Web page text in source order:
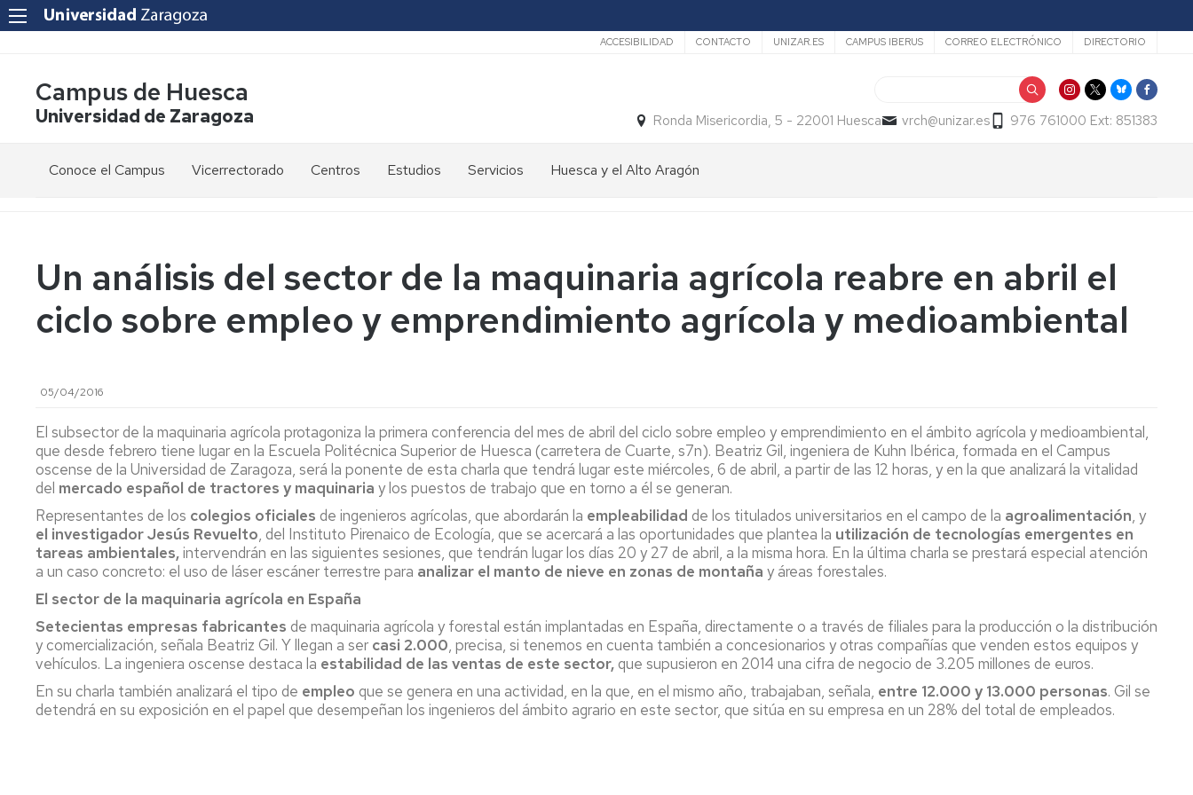
Secundario
ACCESIBILIDAD CONTACTO UNIZAR.ES CAMPUS IBERUS CORREO ELECTRÓNICO DIRECTORIO
Campus de Huesca
Universidad de Zaragoza Ronda Misericordia, 5 - 22001 Huesca vrch@unizar.es 976 761000 Ext: 851383
Conoce el Campus
Vicerrectora
de
Gobierno
estamos
Imágenes
Documentos
de
referencia/Normativa
Get
to
know
Vicerrectorado
en
el
de
Lenguas
Cursos
Extranjera
Universidad
de
la
Experiencia
en
el
Campus
Huesca
Servicios
Secretaría
de
Orientación
y
Empleo
Internacionalización
Cultura,
Comunicación
Imagen
Actividades
Culturales
Comunicación
e
imagen
Actividades
e
instalaciones
deportivas
Centros Estudios
Estudios
postgrado
Servicios Huesca y el Alto Aragón
Medios
de
Transporte
Turismo
En
Alto
Aragón
naturales
Cultura
Servicios
para
jóvenes
Un análisis del sector de la maquinaria agrícola reabre en abril el
ciclo sobre empleo y emprendimiento agrícola y medioambiental
05/04/2016
El subsector de la maquinaria agrícola protagoniza la primera conferencia del mes de abril del ciclo sobre empleo y emprendimiento en el ámbito agrícola y medioambiental,
que desde febrero tiene lugar en la Escuela Politécnica Superior de Huesca (carretera de Cuarte, s7n). Beatriz Gil, ingeniera de Kuhn Ibérica, formada en el Campus
oscense de la Universidad de Zaragoza, será la ponente de esta charla que tendrá lugar este miércoles, 6 de abril, a partir de las 12 horas, y en la que analizará la vitalidad
del mercado español de tractores y maquinaria y los puestos de trabajo que en torno a él se generan.
Representantes de los colegios oficiales de ingenieros agrícolas, que abordarán la empleabilidad de los titulados universitarios en el campo de la agroalimentación, y
el investigador Jesús Revuelto, del Instituto Pirenaico de Ecología, que se acercará a las oportunidades que plantea la utilización de tecnologías emergentes en
tareas ambientales,intervendrán en las siguientes sesiones, que tendrán lugar los días 20 y 27 de abril, a la misma hora. En la última charla se prestará especial atención
a un caso concreto: el uso de láser escáner terrestre para analizar el manto de nieve en zonas de montaña y áreas forestales.
El sector de la maquinaria agrícola en España
Setecientas empresas fabricantes de maquinaria agrícola y forestal están implantadas en España, directamente o a través de filiales para la producción o la distribución
y comercialización, señala Beatriz Gil. Y llegan a ser casi 2.000, precisa, si tenemos en cuenta también a concesionarios y otras compañías que venden estos equipos y
vehículos. La ingeniera oscense destaca la estabilidad de las ventas de este sector,que supusieron en 2014 una cifra de negocio de 3.205 millones de euros.
En su charla también analizará el tipo de empleo que se genera en una actividad, en la que, en el mismo año, trabajaban, señala, entre 12.000 y 13.000 personas. Gil se
detendrá en su exposición en el papel que desempeñan los ingenieros del ámbito agrario en este sector, que sitúa en su empresa en un 28% del total de empleados.